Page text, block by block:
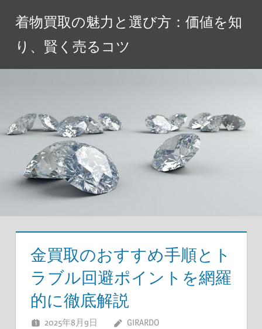
キ
着物買取の魅力と選び方：価値を知
り、賢く売るコツ
金買取のおすすめ手順とト
ラブル回避ポイントを網羅
的に徹底解説
2025年8月9日 GIRARDO